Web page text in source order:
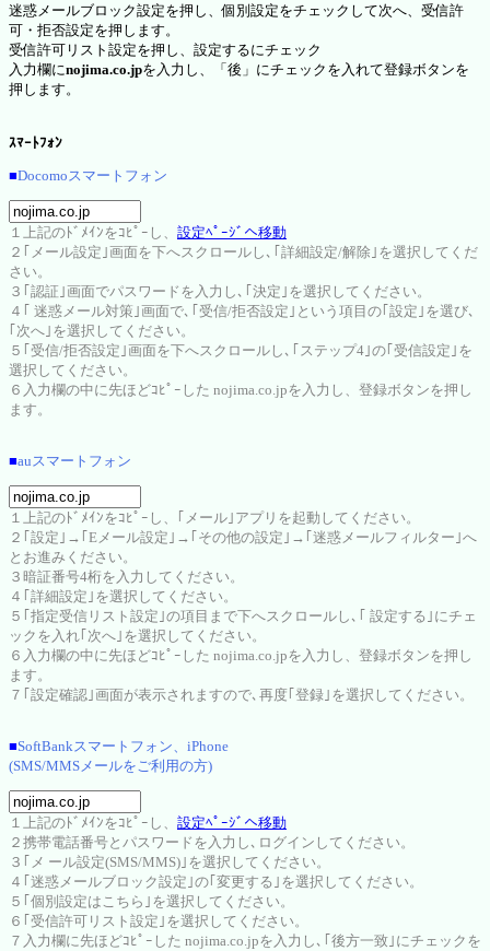
迷惑メールブロック設定を押し、個別設定をチェックして次へ、受信許
可・拒否設定を押します。
受信許可リスト設定を押し、設定するにチェック
入力欄にnojima.co.jpを入力し、「後」にチェックを入れて登録ボタンを
押します。
ｽﾏｰﾄﾌｫﾝ
■Docomoスマートフォン
１上記のﾄﾞﾒｲﾝをｺﾋﾟｰし、 設定ﾍﾟｰｼﾞへ移動
２｢メール設定｣画面を下へスクロールし､｢詳細設定/解除｣を選択してくだ
さい。
３｢認証｣画面でパスワードを入力し､｢決定｣を選択してください。
４｢ 迷惑メール対策｣画面で､｢受信/拒否設定｣という項目の｢設定｣を選び､
｢次へ｣を選択してください。
５｢受信/拒否設定｣画面を下へスクロールし､｢ステップ4｣の｢受信設定｣を
選択してください。
６入力欄の中に先ほどｺﾋﾟｰした nojima.co.jpを入力し、登録ボタンを押し
ます。
■auスマートフォン
１上記のﾄﾞﾒｲﾝをｺﾋﾟｰし、｢メール｣アプリを起動してください。
２｢設定｣→｢Eメール設定｣→｢その他の設定｣→｢迷惑メールフィルター｣へ
とお進みください。
３暗証番号4桁を入力してください。
４｢詳細設定｣を選択してください。
５｢指定受信リスト設定｣の項目まで下へスクロールし､｢ 設定する｣にチェ
ックを入れ｢次へ｣を選択してください。
６入力欄の中に先ほどｺﾋﾟｰした nojima.co.jpを入力し、登録ボタンを押し
ます。
７｢設定確認｣画面が表示されますので､再度｢登録｣を選択してください。
■SoftBankスマートフォン、iPhone
(SMS/MMSメールをご利用の方)
１上記のﾄﾞﾒｲﾝをｺﾋﾟｰし、 設定ﾍﾟｰｼﾞへ移動
２携帯電話番号とパスワードを入力し､ログインしてください。
３｢メ ール設定(SMS/MMS)｣を選択してください。
４｢迷惑メールブロック設定｣の｢変更する｣を選択してください。
５｢個別設定はこちら｣を選択してください。
６｢受信許可リスト設定｣を選択してください。
７入力欄に先ほどｺﾋﾟｰした nojima.co.jpを入力し､｢後方一致｣にチェックを